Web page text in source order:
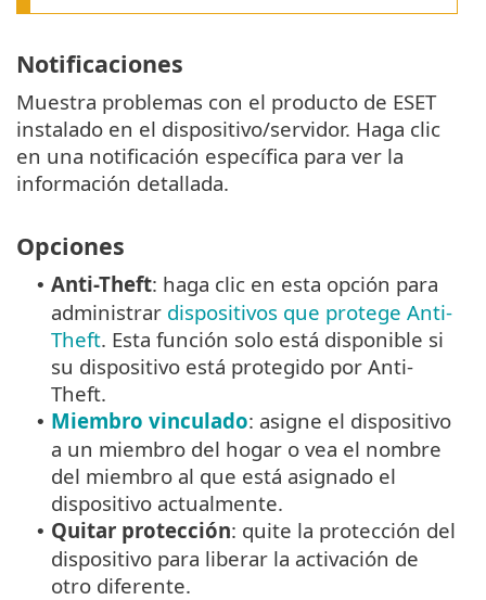
Notificaciones
Muestra problemas con el producto de ESET
instalado en el dispositivo/servidor. Haga clic
en una notificación específica para ver la
información detallada.
Opciones
• Anti-Theft: haga clic en esta opción para
administrar dispositivos que protege Anti-
Theft. Esta función solo está disponible si
su dispositivo está protegido por Anti-
Theft.
• Miembro vinculado: asigne el dispositivo
a un miembro del hogar o vea el nombre
del miembro al que está asignado el
dispositivo actualmente.
• Quitar protección: quite la protección del
dispositivo para liberar la activación de
otro diferente.